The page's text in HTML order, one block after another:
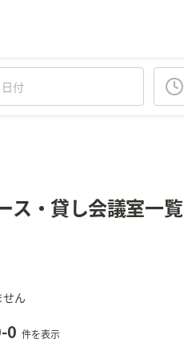
ス・貸し会議室一覧
ん
-0 件を表示